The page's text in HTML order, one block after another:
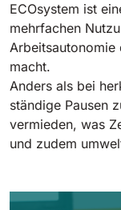
E55
E51
Tigra
Rider
ECOsystem ist
mehrfachen
Arbeitsautonomie
macht.
Anders als bei
ständige Pausen
vermieden, was
und zudem